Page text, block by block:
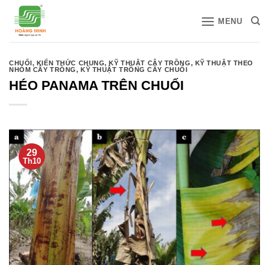
qua
MENU
CHUỐI, KIẾN THỨC CHUNG,KỸ THUẬT CÂY TRỒNG, KỸ THUẬT THEO
NHÓM CÂY TRỒNG, KỸ THUẬT TRỒNG CÂY CHUỐI
HÉO PANAMA TRÊN CHUỐI
29
Th10